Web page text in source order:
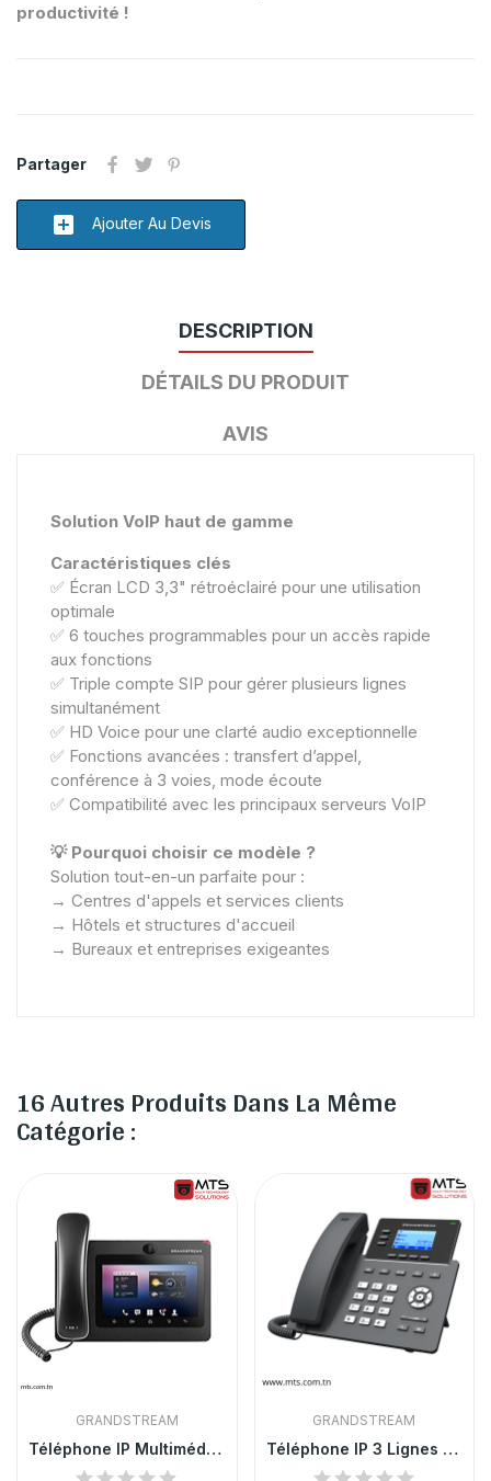
productivité !
Partager
add_box Ajouter Au Devis
DESCRIPTION
DÉTAILS DU PRODUIT
AVIS
Solution VoIP haut de gamme
Caractéristiques clés
✅ Écran LCD 3,3" rétroéclairé pour une utilisation
optimale
✅ 6 touches programmables pour un accès rapide
aux fonctions
✅ Triple compte SIP pour gérer plusieurs lignes
simultanément
✅ HD Voice pour une clarté audio exceptionnelle
✅ Fonctions avancées : transfert d’appel,
conférence à 3 voies, mode écoute
✅ Compatibilité avec les principaux serveurs VoIP
💡 Pourquoi choisir ce modèle ?
Solution tout-en-un parfaite pour :
→ Centres d'appels et services clients
→ Hôtels et structures d'accueil
→ Bureaux et entreprises exigeantes
16 Autres Produits Dans La Même
Catégorie :
GRANDSTREAM
Téléphone IP Multimédia Android - GXV3275
GRANDSTREAM
Téléphone IP 3 Lignes Grandstream